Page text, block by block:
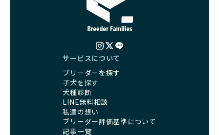
BreederFamiliesに登録されているブリーダーは、子犬が心
身ともに健康に育つための環境づくりに全力を注いでいま
考えられた食事、子犬がのびのびと動ける適度な運動環境、
さらに獣医師と連携した健康管理まで徹底しています。
気で健康なスタートを切れることが大きな魅力です。
子犬の社会性は、家庭でのしつけをスムーズにする重要なポ
イントです。BreederFamiliesのブリーダーは、母犬や兄弟
犬、人との触れ合いの時間をしっかり確保し、子犬が自然に
コミュニケーション能力を身につけられるよう育てていま
カラーの子犬を販売する場合は、健康リスクを十分に理解
し、飼い主にそのリスクについて丁寧に説明しています。食
事管理もしっかり行い、成長に必要な栄養を確保するなど、
ワンちゃんの健康を第一にした繁殖を心がけています。
「見た目以上に健康重視」の詳細はこちら
引退犬とは、繁殖期を終えたワンちゃんたちのことを指しま
優良ブリーダーは、引退犬も家族の一員として、彼らの幸せ
を願っています。よって、引退後も自宅で飼育を続けるか、
信頼できる相手に譲渡するなど、ワンちゃんが幸せに暮らせ
るように配慮します。
サービスについて
ブリーダーを探す
子犬を探す
犬種診断
LINE無料相談
私達の想い
ブリーダー評価基準について
記事一覧